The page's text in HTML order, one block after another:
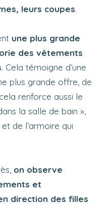
leurs coupes.
une plus grande
des vêtements
. Cela témoigne d’une
plus grande offre, de
renforce aussi le
la salle de bain »,
de l’armoire qui
on observe
et
direction des filles